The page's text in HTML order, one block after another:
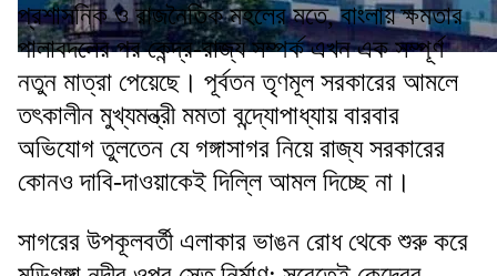
প্রশাসনিক ও রাজনৈতিক মহলের মতে, বাংলায় ক্ষমতার
পালাবদলের পর কেন্দ্র-রাজ্য সম্পর্ক এখন এক সম্পূর্ণ
নতুন মাত্রা পেয়েছে। পূর্বতন তৃণমূল সরকারের আমলে
তৎকালীন মুখ্যমন্ত্রী মমতা বন্দ্যোপাধ্যায় বারবার
অভিযোগ তুলতেন যে গঙ্গাসাগর নিয়ে রাজ্য সরকারের
কোনও দাবি-দাওয়াকেই দিল্লি আমল দিচ্ছে না।
সাগরের উপকূলবর্তী এলাকার ভাঙন রোধ থেকে শুরু করে